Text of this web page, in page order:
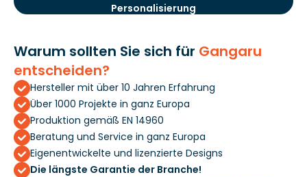
Personalisierung
Warum sollten Sie sich für Gangaru
entscheiden?
Hersteller mit über 10 Jahren Erfahrung
Über 1000 Projekte in ganz Europa
Produktion gemäß EN 14960
Beratung und Service in ganz Europa
Eigenentwickelte und lizenzierte Designs
Die längste Garantie der Branche!